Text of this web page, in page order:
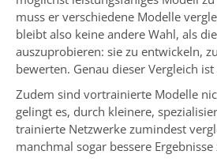
muss er verschiedene Modelle
bleibt also keine andere Wahl, als
auszuprobieren: sie zu entwickeln,
bewerten. Genau dieser Vergleich
Zudem sind vortrainierte Modelle
gelingt es, durch kleinere,
trainierte Netzwerke zumindest
manchmal sogar bessere Ergebnisse